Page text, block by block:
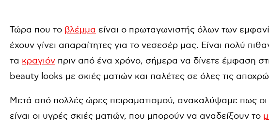
Τώρα που το βλέμμα είναι ο πρωταγωνιστής όλων των
έχουν γίνει απαραίτητες για το νεσεσέρ μας. Είναι πολύ
τα κραγιόν πριν από ένα χρόνο, σήμερα να δίνετε έμφαση
beauty looks με σκιές ματιών και παλέτες σε όλες τις
Μετά από πολλές ώρες πειραματισμού, ανακαλύψαμε πως οι
είναι οι υγρές σκιές ματιών, που μπορούν να αναδείξουν το